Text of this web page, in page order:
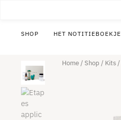
SHOP HET NOTITIEBOEKJE
Home /Shop / Kits /